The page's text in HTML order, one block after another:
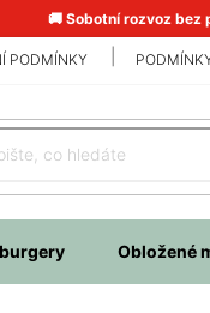
🚚 Sobotní rozvoz bez
PODMÍNKY
Obložené